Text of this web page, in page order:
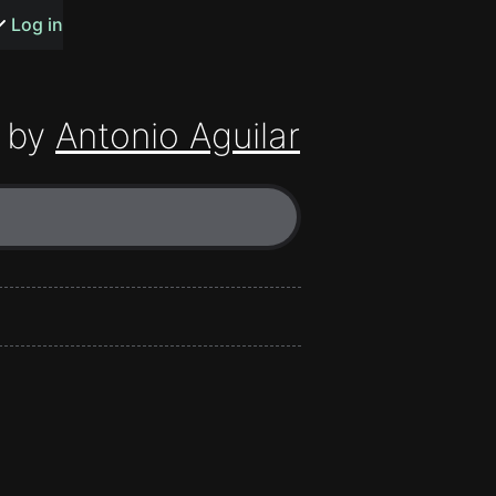
songs
Log in
Antonio Aguilar